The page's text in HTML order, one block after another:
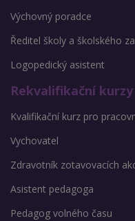
Výchovný poradce
Ředitel školy a školského
Logopedický asistent
Rekvalifikační kurzy
Kvalifikační kurz pro
Vychovatel
Zdravotník zotavovacích
Asistent pedagoga
Pedagog volného času